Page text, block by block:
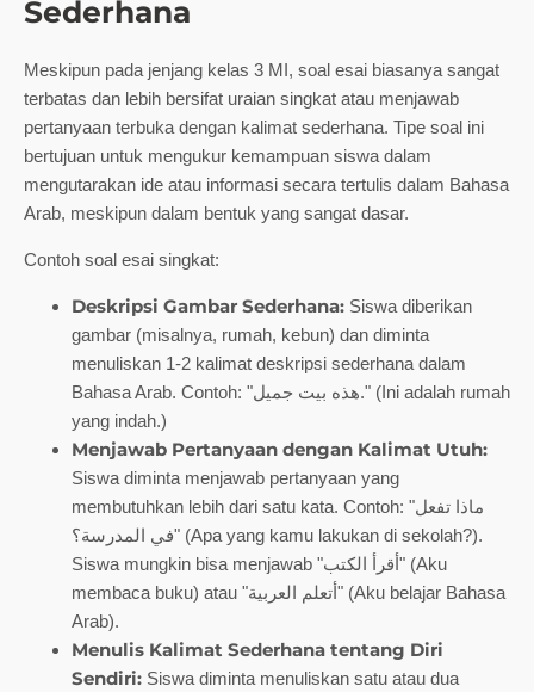
Sederhana
Meskipun pada jenjang kelas 3 MI, soal esai biasanya sangat
terbatas dan lebih bersifat uraian singkat atau menjawab
pertanyaan terbuka dengan kalimat sederhana. Tipe soal ini
bertujuan untuk mengukur kemampuan siswa dalam
mengutarakan ide atau informasi secara tertulis dalam Bahasa
Arab, meskipun dalam bentuk yang sangat dasar.
Contoh soal esai singkat:
Deskripsi Gambar Sederhana: Siswa diberikan
gambar (misalnya, rumah, kebun) dan diminta
menuliskan 1-2 kalimat deskripsi sederhana dalam
Bahasa Arab. Contoh: "هذه بيت جميل." (Ini adalah rumah
yang indah.)
Menjawab Pertanyaan dengan Kalimat Utuh:
Siswa diminta menjawab pertanyaan yang
membutuhkan lebih dari satu kata. Contoh: "ماذا تفعل
في المدرسة؟" (Apa yang kamu lakukan di sekolah?).
Siswa mungkin bisa menjawab "أقرأ الكتب" (Aku
membaca buku) atau "أتعلم العربية" (Aku belajar Bahasa
Arab).
Menulis Kalimat Sederhana tentang Diri
Sendiri: Siswa diminta menuliskan satu atau dua